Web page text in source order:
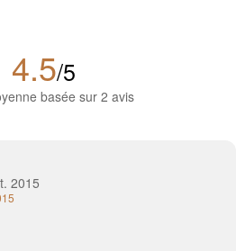
4.5/5
basée sur 2 avis
2015